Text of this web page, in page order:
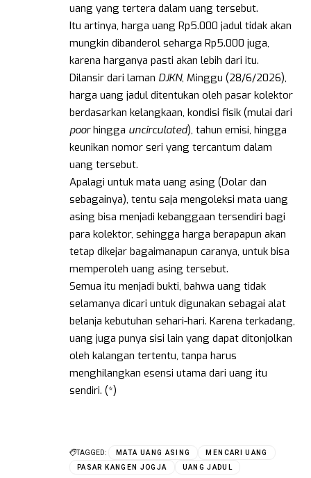
uang yang tertera dalam uang tersebut.
Itu artinya, harga uang Rp5.000 jadul tidak akan
mungkin dibanderol seharga Rp5.000 juga,
karena harganya pasti akan lebih dari itu.
Dilansir dari laman DJKN, Minggu (28/6/2026),
harga uang jadul ditentukan oleh pasar kolektor
berdasarkan kelangkaan, kondisi fisik (mulai dari
poorhingga uncirculated), tahun emisi, hingga
keunikan nomor seri yang tercantum dalam
uang tersebut.
Apalagi untuk mata uang asing (Dolar dan
sebagainya), tentu saja mengoleksi mata uang
asing bisa menjadi kebanggaan tersendiri bagi
para kolektor, sehingga harga berapapun akan
tetap dikejar bagaimanapun caranya, untuk bisa
memperoleh uang asing tersebut.
Semua itu menjadi bukti, bahwa uang tidak
selamanya dicari untuk digunakan sebagai alat
belanja kebutuhan sehari-hari. Karena terkadang,
uang juga punya sisi lain yang dapat ditonjolkan
oleh kalangan tertentu, tanpa harus
menghilangkan esensi utama dari uang itu
sendiri. (*)
TAGGED: MATA UANG ASING
MENCARI UANG
PASAR KANGEN JOGJA
UANG JADUL